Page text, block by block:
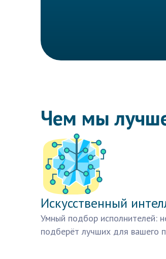
Чем мы
Искусственный
Умный подбор исполнителей:
подберёт лучших для вашего